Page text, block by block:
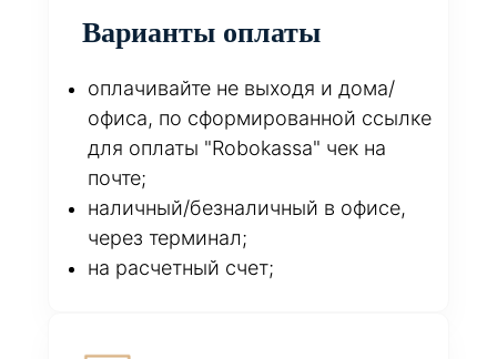
Варианты оплаты
оплачивайте не выходя и дома/
офиса, по сформированной ссылке
для оплаты "Robokassa" чек на
почте;
наличный/безналичный в офисе,
через терминал;
на расчетный счет;